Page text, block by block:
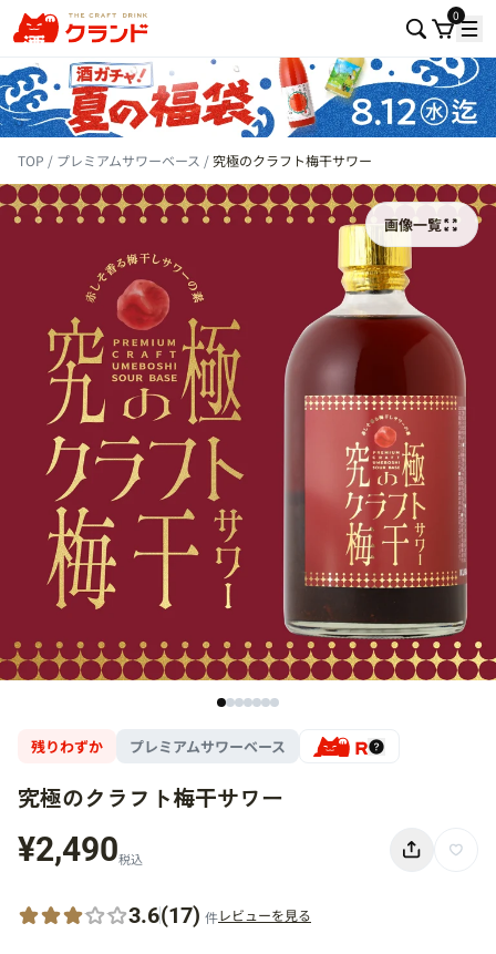
0
TOP プレミアムサワーベース 究極のクラフト梅干サワー
画像一覧
残りわずか プレミアムサワーベース
究極のクラフト梅干サワー
¥2,490税込
3.6(17) 件レビューを見る